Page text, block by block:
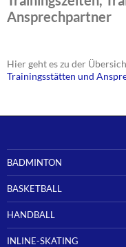
Ansprechpartner
Hier geht es zu der
Trainingsstätten und
BADMINTON
BASKETBALL
HANDBALL
INLINE-SKATING